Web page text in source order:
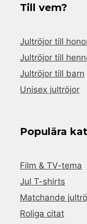
Till vem?
Jultröjor till
Jultröjor till
Jultröjor till barn
Unisex jultröjor
Populära
Film & TV-tema
Jul T-shirts
Matchande
Roliga citat